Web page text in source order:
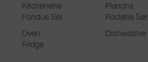
Kitchenette
Plancha
Fondue Set
Raclette Set
Oven
Dishwasher
Fridge